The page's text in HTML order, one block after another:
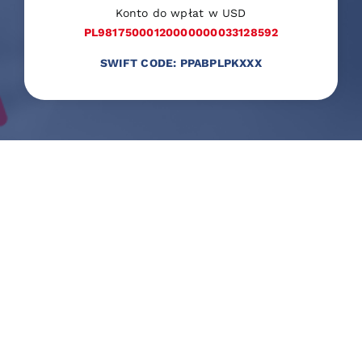
Konto do wpłat w USD
PL98175000120000000033128592
SWIFT CODE: PPABPLPKXXX